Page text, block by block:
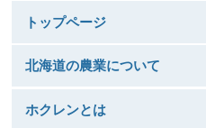
トップページ
北海道の農業について
ホクレンとは